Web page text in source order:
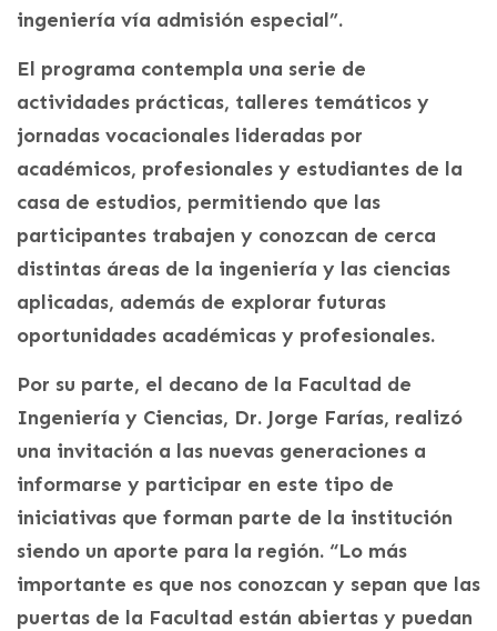
ingeniería vía admisión especial”.
El programa contempla una serie de
actividades prácticas, talleres temáticos y
jornadas vocacionales lideradas por
académicos, profesionales y estudiantes de la
casa de estudios, permitiendo que las
participantes trabajen y conozcan de cerca
distintas áreas de la ingeniería y las ciencias
aplicadas, además de explorar futuras
oportunidades académicas y profesionales.
Por su parte, el decano de la Facultad de
Ingeniería y Ciencias, Dr. Jorge Farías, realizó
una invitación a las nuevas generaciones a
informarse y participar en este tipo de
iniciativas que forman parte de la institución
siendo un aporte para la región. “Lo más
importante es que nos conozcan y sepan que las
puertas de la Facultad están abiertas y puedan